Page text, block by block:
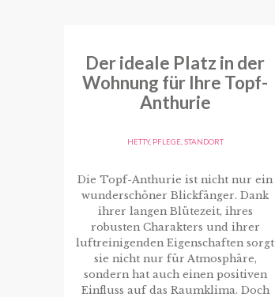
Der ideale Platz in der
Wohnung für Ihre Topf-
Anthurie
HETTY, PFLEGE, STANDORT
Die Topf-Anthurie ist nicht nur ein
wunderschöner Blickfänger. Dank
ihrer langen Blütezeit, ihres
robusten Charakters und ihrer
luftreinigenden Eigenschaften sorgt
sie nicht nur für Atmosphäre,
sondern hat auch einen positiven
Einfluss auf das Raumklima. Doch